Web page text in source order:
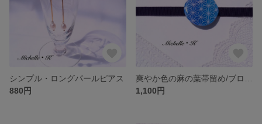
シンプル・ロングパールピアス
880円
1,100円